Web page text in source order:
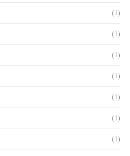
(1)
(1)
(1)
(1)
(1)
(1)
(1)